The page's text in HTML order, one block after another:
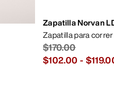
Zapatilla Norvan
Zapatilla para
$170.00
$102.00 -